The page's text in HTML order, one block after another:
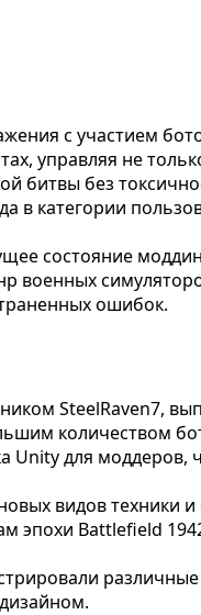
с участием
управляя не
битвы без
категории
состояние
военных
ошибок.
ником SteelRaven7,
количеством
Unity для моддеров,
видов техники
эпохи Battlefield